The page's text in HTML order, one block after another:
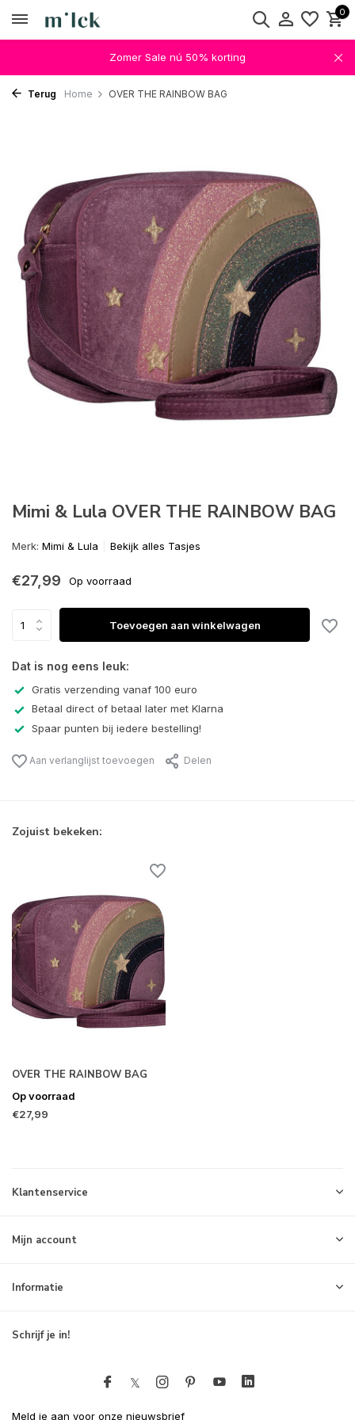
0
Zomer Sale nú 50% korting
Terug Home OVER THE RAINBOW BAG
Mimi & Lula OVER THE RAINBOW BAG
Merk: Mimi & Lula Bekijk alles Tasjes
€27,99 Op voorraad
Toevoegen aan winkelwagen
Dat is nog eens leuk:
Gratis verzending vanaf 100 euro
Betaal direct of betaal later met Klarna
Spaar punten bij iedere bestelling!
Aan verlanglijst toevoegen Delen
Zojuist bekeken:
OVER THE RAINBOW BAG
Op voorraad
€27,99
Klantenservice
Mijn account
Informatie
Schrijf je in!
Meld je aan voor onze nieuwsbrief